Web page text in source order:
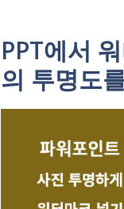
PPT에서
의 투명도